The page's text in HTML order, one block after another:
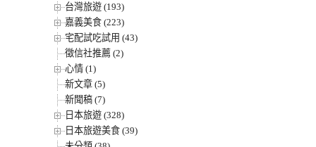
台灣旅遊 (193)
嘉義美食 (223)
宅配試吃試用 (43)
徵信社推薦 (2)
心情 (1)
新文章 (5)
新聞稿 (7)
日本旅遊 (328)
日本旅遊美食 (39)